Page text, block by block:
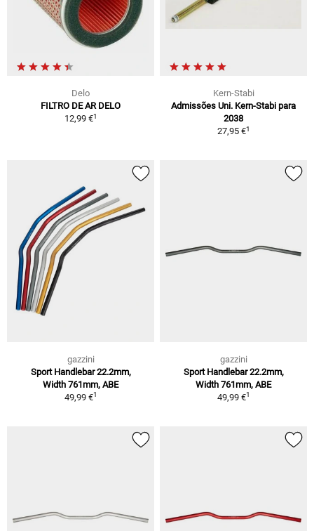
Delo
FILTRO DE AR DELO
12,99 €1
Kern-Stabi
Admissões Uni. Kern-Stabi para
2038
27,95 €1
gazzini
Sport Handlebar 22.2mm,
Width 761mm, ABE
49,99 €1
gazzini
Sport Handlebar 22.2mm,
Width 761mm, ABE
49,99 €1